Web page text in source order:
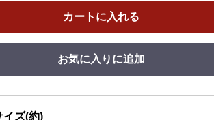
カートに入れる
お気に入りに追加
イズ(約)